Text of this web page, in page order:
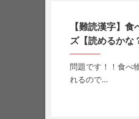
【難読漢字】
ズ【読めるかな
問題です！！食べ
れるので…